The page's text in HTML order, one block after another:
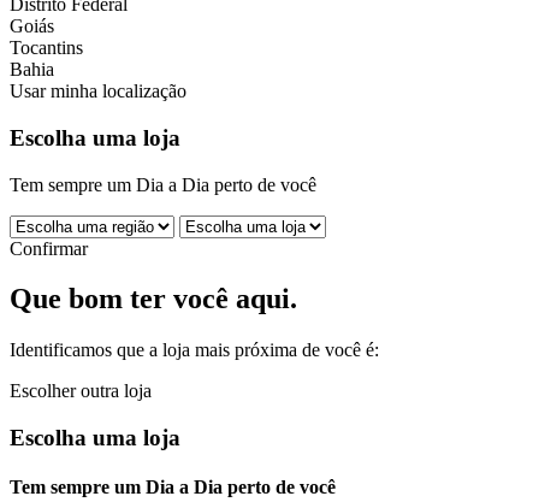
Distrito Federal
Goiás
Tocantins
Bahia
Usar minha localização
Escolha uma loja
Tem sempre um Dia a Dia perto de você
Confirmar
Que bom ter você aqui.
Identificamos que a loja mais próxima de você é:
Escolher outra loja
Escolha uma loja
Tem sempre um Dia a Dia perto de você